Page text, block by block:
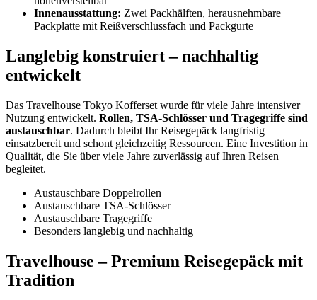
Innenausstattung: Zwei Packhälften, herausnehmbare
Packplatte mit Reißverschlussfach und Packgurte
Langlebig konstruiert – nachhaltig
entwickelt
Das Travelhouse Tokyo Kofferset wurde für viele Jahre intensiver
Nutzung entwickelt. Rollen, TSA-Schlösser und Tragegriffe sind
austauschbar. Dadurch bleibt Ihr Reisegepäck langfristig
einsatzbereit und schont gleichzeitig Ressourcen. Eine Investition in
Qualität, die Sie über viele Jahre zuverlässig auf Ihren Reisen
begleitet.
Austauschbare Doppelrollen
Austauschbare TSA-Schlösser
Austauschbare Tragegriffe
Besonders langlebig und nachhaltig
Travelhouse – Premium Reisegepäck mit
Tradition